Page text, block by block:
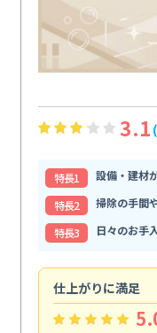
3.1
特⻑1
設備・建材
特⻑2
掃除の手間
特⻑3
日々のお手
仕上がりに満足